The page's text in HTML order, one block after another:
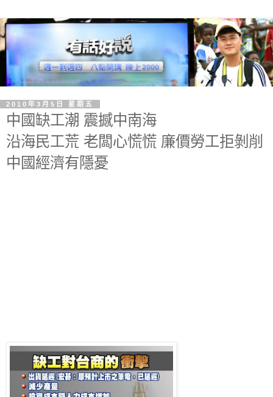
2010年3月5日 星期五
中國缺工潮 震撼中南海
沿海民工荒 老闆心慌慌 廉價勞工拒剝削
中國經濟有隱憂